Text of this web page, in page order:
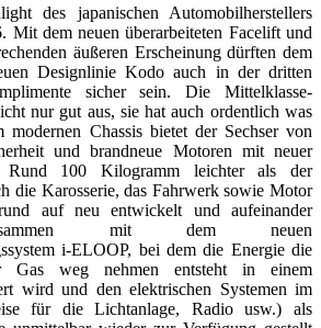
des japanischen Automobilherstellers
Mit dem neuen überarbeiteten Facelift und
äußeren Erscheinung dürften dem
Designlinie Kodo auch in der dritten
sicher sein. Die Mittelklasse-
nur gut aus, sie hat auch ordentlich was
modernen Chassis bietet der Sechser von
und brandneue Motoren mit neuer
Rund 100 Kilogramm leichter als der
die Karosserie, das Fahrwerk sowie Motor
auf neu entwickelt und aufeinander
mit dem neuen
i-ELOOP, bei dem die Energie die
Gas weg nehmen entsteht in einem
wird und den elektrischen Systemen im
für die Lichtanlage, Radio usw.) als